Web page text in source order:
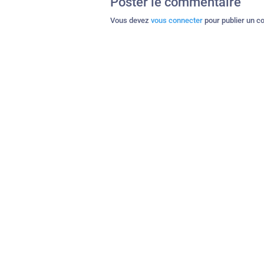
Vous devez vous connecter pour publier un